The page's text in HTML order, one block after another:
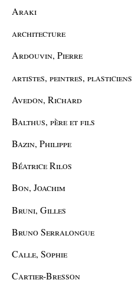
Araki
architecture
Ardouvin, Pierre
artistes, peintres, plasticiens
Avedon, Richard
Balthus, père et fils
Bazin, Philippe
Béatrice Rilos
Bon, Joachim
Bruni, Gilles
Bruno Serralongue
Calle, Sophie
Cartier-Bresson